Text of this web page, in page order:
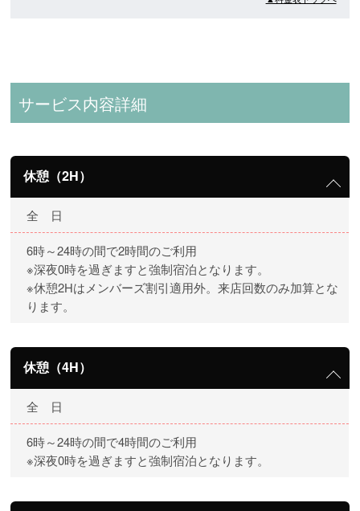
サービス内容詳細
休憩（2H）
全 日
6時～24時の間で2時間のご利用
※深夜0時を過ぎますと強制宿泊となります。
※休憩2Hはメンバーズ割引適用外。来店回数のみ加算とな
ります。
休憩（4H）
全 日
6時～24時の間で4時間のご利用
※深夜0時を過ぎますと強制宿泊となります。